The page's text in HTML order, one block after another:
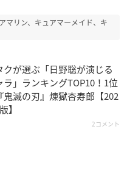
マリン、キュアマーメイド、キ
クが選ぶ「日野聡が演じる
ラ」ランキングTOP10！1位
鬼滅の刃』煉󠄁獄杏寿郎【202
】
2コメント